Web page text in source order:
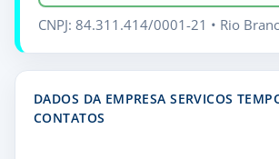
CNPJ: 84.311.414/0001-21 • Rio
DADOS DA EMPRESA SERVICOS
CONTATOS